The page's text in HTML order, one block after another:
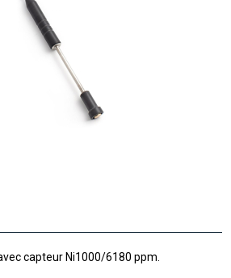
capteur Ni1000/6180 ppm.